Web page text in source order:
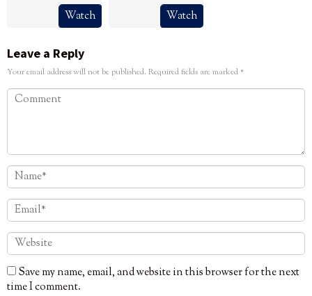
Watch Watch
Leave a Reply
Your email address will not be published. Required fields are marked*
Save my name, email, and website in this browser for the next
time I comment.